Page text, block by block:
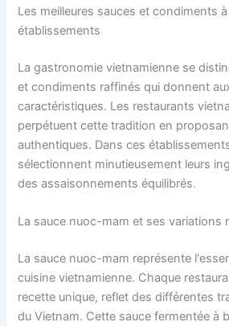
Les meilleures sauces et condiments
établissements
La gastronomie vietnamienne se
et condiments raffinés qui donnent
caractéristiques. Les restaurants
perpétuent cette tradition en
authentiques. Dans ces
sélectionnent minutieusement leurs
des assaisonnements équilibrés.
La sauce nuoc-mam et ses variations
La sauce nuoc-mam représente
cuisine vietnamienne. Chaque
recette unique, reflet des différentes
du Vietnam. Cette sauce fermentée à